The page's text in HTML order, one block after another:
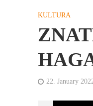
KULTURA
22. January